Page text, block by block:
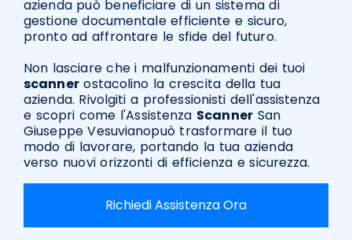
azienda può beneficiare di un sistema di
gestione documentale efficiente e sicuro,
pronto ad affrontare le sfide del futuro.
Non lasciare che i malfunzionamenti dei tuoi
scannerostacolino la crescita della tua
azienda. Rivolgiti a professionisti dell'assistenza
e scopri come l'Assistenza ScannerSan
Giuseppe Vesuvianopuò trasformare il tuo
modo di lavorare, portando la tua azienda
verso nuovi orizzonti di efficienza e sicurezza.
Richiedi Assistenza Ora